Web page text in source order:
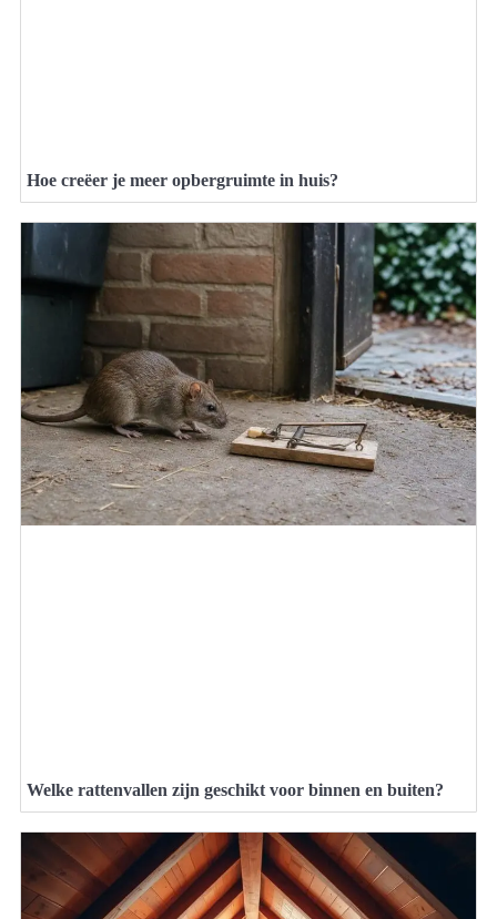
Hoe creëer je meer opbergruimte in huis?
Welke rattenvallen zijn geschikt voor binnen en buiten?